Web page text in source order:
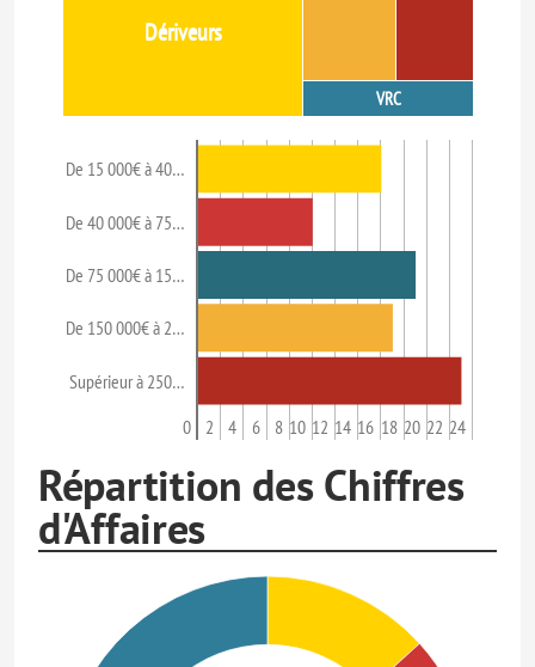
Dériveurs
VRC
De 15 000€ à 40…
De 40 000€ à 75…
De 75 000€ à 15…
De 150 000€ à 2…
Supérieur à 250…
0 2 4 6 8 10 12 14 16 18 20 22 24
Répartition des Chiffres
d'Affaires